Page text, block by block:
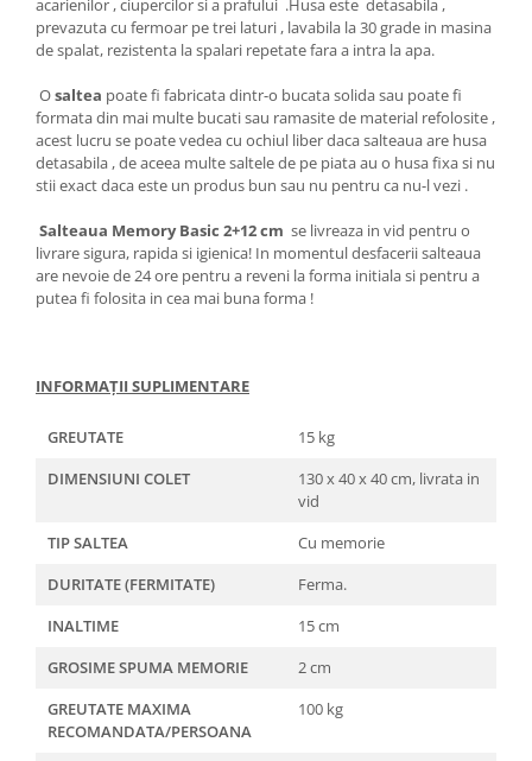
acarienilor , ciupercilor si a prafului .Husa este detasabila ,
prevazuta cu fermoar pe trei laturi , lavabila la 30 grade in masina
de spalat, rezistenta la spalari repetate fara a intra la apa.
Osaltea poate fi fabricata dintr-o bucata solida sau poate fi
formata din mai multe bucati sau ramasite de material refolosite ,
acest lucru se poate vedea cu ochiul liber daca salteaua are husa
detasabila , de aceea multe saltele de pe piata au o husa fixa si nu
stii exact daca este un produs bun sau nu pentru ca nu-l vezi .
Salteaua Memory Basic 2+12 cm se livreaza in vid pentru o
livrare sigura, rapida si igienica! In momentul desfacerii salteaua
are nevoie de 24 ore pentru a reveni la forma initiala si pentru a
putea fi folosita in cea mai buna forma !
INFORMAȚII SUPLIMENTARE
GREUTATE
15 kg
DIMENSIUNI COLET
130 x 40 x 40 cm, livrata in
vid
TIP SALTEA
Cu memorie
DURITATE (FERMITATE)
Ferma.
INALTIME
15 cm
GROSIME SPUMA MEMORIE
2 cm
GREUTATE MAXIMA
RECOMANDATA/PERSOANA
100 kg